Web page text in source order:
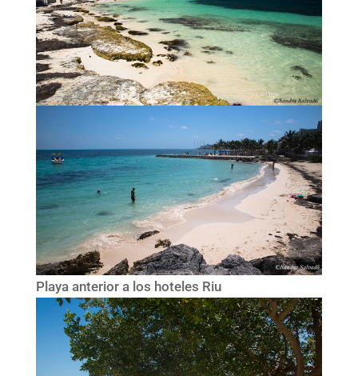
Playa anterior a los hoteles Riu